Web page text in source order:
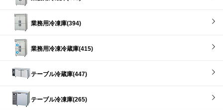
業務用冷凍庫(394)
業務用冷凍冷蔵庫(415)
テーブル冷蔵庫(447)
テーブル冷凍庫(265)